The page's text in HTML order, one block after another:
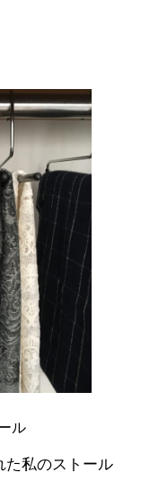
ル
た私のストール